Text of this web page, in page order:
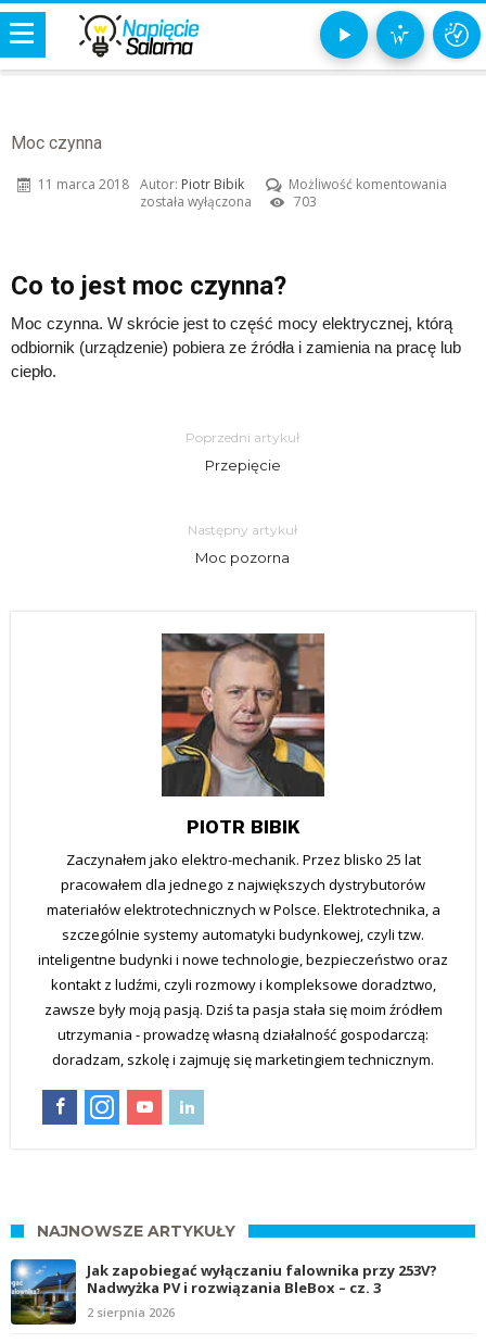
Moc czynna
Autor: Piotr Bibik
11 marca 2018 Możliwość komentowania
została wyłączona 703
Co to jest moc czynna?
Moc czynna. W skrócie jest to część mocy elektrycznej, którą
odbiornik (urządzenie) pobiera ze źródła i zamienia na pracę lub
ciepło.
Poprzedni artykuł
Przepięcie
Następny artykuł
Moc pozorna
PIOTR BIBIK
Zaczynałem jako elektro-mechanik. Przez blisko 25 lat
pracowałem dla jednego z największych dystrybutorów
materiałów elektrotechnicznych w Polsce. Elektrotechnika, a
szczególnie systemy automatyki budynkowej, czyli tzw.
inteligentne budynki i nowe technologie, bezpieczeństwo oraz
kontakt z ludźmi, czyli rozmowy i kompleksowe doradztwo,
zawsze były moją pasją. Dziś ta pasja stała się moim źródłem
utrzymania - prowadzę własną działalność gospodarczą:
doradzam, szkolę i zajmuję się marketingiem technicznym.
NAJNOWSZE ARTYKUŁY
Jak zapobiegać wyłączaniu falownika przy 253V?
Nadwyżka PV i rozwiązania BleBox – cz. 3
2 sierpnia 2026